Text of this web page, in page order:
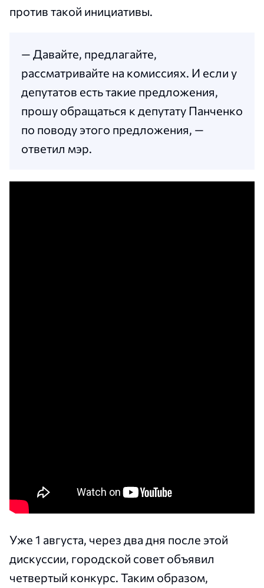
против такой инициативы.
— Давайте, предлагайте,
рассматривайте на комиссиях. И если у
депутатов есть такие предложения,
прошу обращаться к депутату Панченко
по поводу этого предложения, —
ответил мэр.
Уже 1 августа, через два дня после этой
дискуссии, городской совет объявил
четвертый конкурс. Таким образом,